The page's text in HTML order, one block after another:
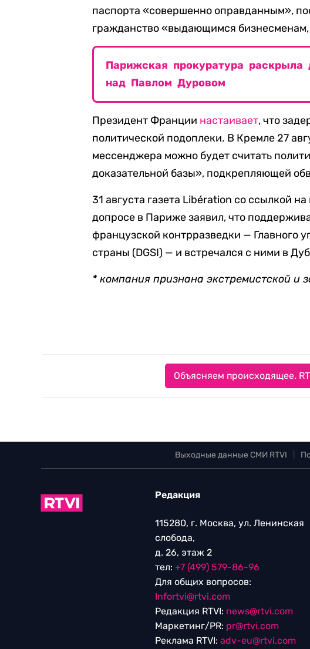
паспорта «совершенно оправданным»,
гражданство «выдающимся
Парижская прокуратура раскрыла
над Павлом Дуровом
Президент Франции настаивает, что
политической подоплеки. В Кремле 27
мессенджера можно будет считать
доказательной базы», подкрепляющей
31 августа газета Libération со ссылкой
допросе в Париже заявил, что
французской контрразведки — Главного
страны (DGSI) — и встречался с ними в
* компания признана экстремистской и
Объясняем происходящее.
Выходные данные СМИ RTVI
Редакция
115280, г. Москва, ул. Ленинская
слобода,
д. 26, этаж 2
тел: +7 (499) 579-86-96
Для общих вопросов:
Infortvi@rtvi.com
Редакция RTVI: news@rtvi.com
Маркетинг/PR: pr@rtvi.com
Реклама RTVI: adv-eu@rtvi.com